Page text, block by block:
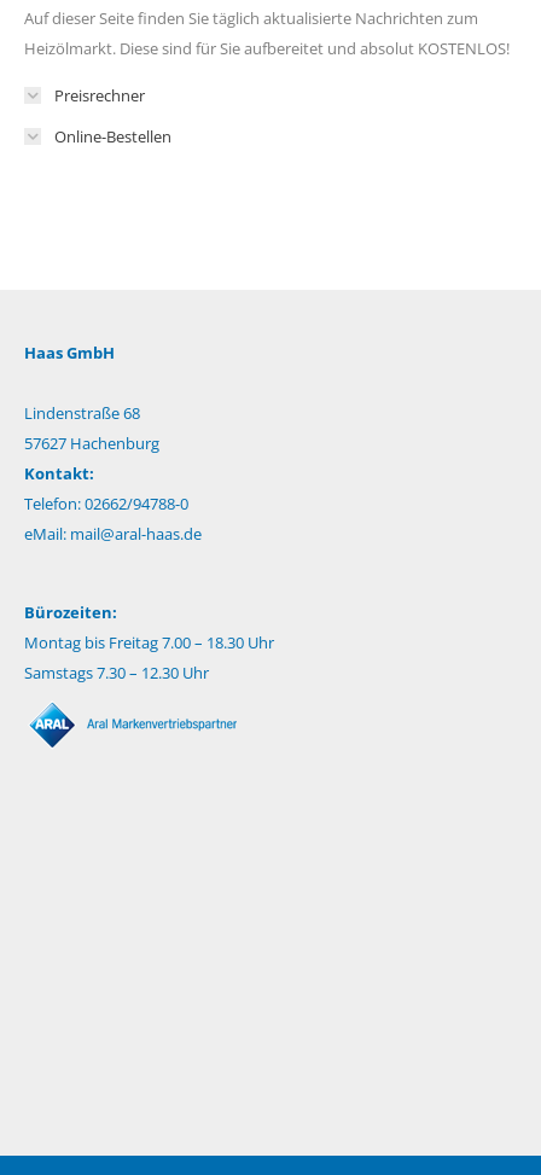
Auf dieser Seite finden Sie täglich aktualisierte Nachrichten zum
Heizölmarkt. Diese sind für Sie aufbereitet und absolut KOSTENLOS!
Preisrechner
Online-Bestellen
Haas GmbH
Lindenstraße 68
57627 Hachenburg
Kontakt:
Telefon: 02662/94788-0
eMail: mail@aral-haas.de
Bürozeiten:
Montag bis Freitag 7.00 – 18.30 Uhr
Samstags 7.30 – 12.30 Uhr